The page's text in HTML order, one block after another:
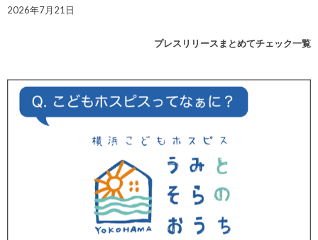
2026年7月21日
プレスリリースまとめてチェック一覧